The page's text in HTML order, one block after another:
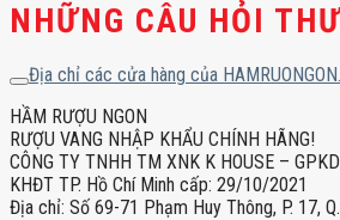
NHỮNG CÂU HỎI
Địa chỉ các cửa hàng của
HẦM RƯỢU NGON
RƯỢU VANG NHẬP KHẨU CHÍNH HÃNG!
CÔNG TY TNHH TM XNK K HOUSE –
KHĐT TP. Hồ Chí Minh cấp: 29/10/2021
Địa chỉ: Số 69-71 Phạm Huy Thông, P. 17,